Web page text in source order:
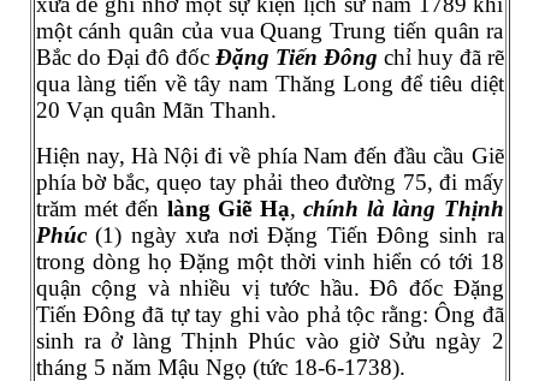
một cánh quân của vua Quang Trung tiến quân ra
Bắc do Đại đô đốc Đặng Tiến Đông chỉ huy đã rẽ
qua làng tiến về tây nam Thăng Long để tiêu diệt
20 Vạn quân Mãn Thanh.
Hiện nay, Hà Nội đi về phía Nam đến đầu cầu Giẽ
phía bờ bắc, quẹo tay phải theo đường 75, đi mấy
trăm mét đến làng Giẽ Hạ,chính là làng Thịnh
Phúc(1) ngày xưa nơi Đặng Tiến Đông sinh ra
trong dòng họ Đặng một thời vinh hiển có tới 18
quận cộng và nhiều vị tước hầu. Đô đốc Đặng
Tiến Đông đã tự tay ghi vào phả tộc rằng: Ông đã
sinh ra ở làng Thịnh Phúc vào giờ Sửu ngày 2
tháng 5 năm Mậu Ngọ (tức 18-6-1738).